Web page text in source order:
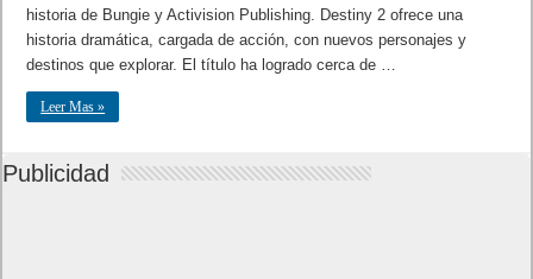
historia de Bungie y Activision Publishing. Destiny 2 ofrece una
historia dramática, cargada de acción, con nuevos personajes y
destinos que explorar. El título ha logrado cerca de …
Leer Mas »
Publicidad